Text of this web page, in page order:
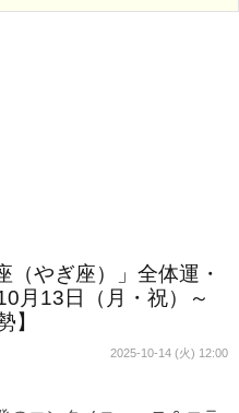
やぎ座）」全体運・
月13日（月・祝）～
】
2025-10-14 (火) 12:00